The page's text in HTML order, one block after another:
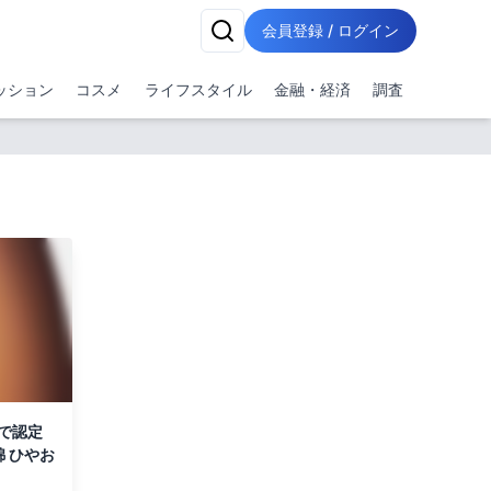
会員登録 / ログイン
ション コスメ ライフスタイル 金融・経済 調査
認定
ひやお